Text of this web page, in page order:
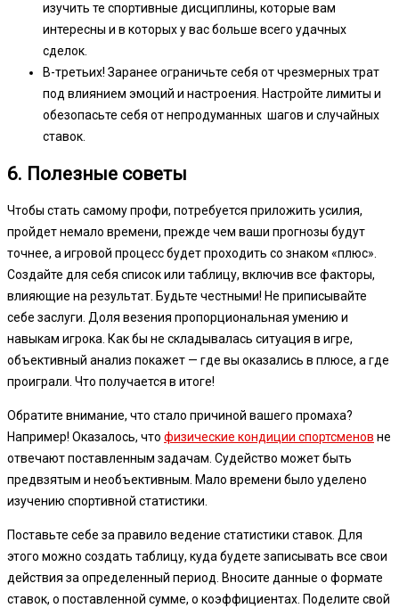
изучить те спортивные дисциплины, которые вам
интересны и в которых у вас больше всего удачных
сделок.
В-третьих! Заранее ограничьте себя от чрезмерных трат
под влиянием эмоций и настроения. Настройте лимиты и
обезопасьте себя от непродуманных шагов и случайных
ставок.
6. Полезные советы
Чтобы стать самому профи, потребуется приложить усилия,
пройдет немало времени, прежде чем ваши прогнозы будут
точнее, а игровой процесс будет проходить со знаком «плюс».
Создайте для себя список или таблицу, включив все факторы,
влияющие на результат. Будьте честными! Не приписывайте
себе заслуги. Доля везения пропорциональная умению и
навыкам игрока. Как бы не складывалась ситуация в игре,
объективный анализ покажет — где вы оказались в плюсе, а где
проиграли. Что получается в итоге!
Обратите внимание, что стало причиной вашего промаха?
Например! Оказалось, что физические кондиции спортсменов не
отвечают поставленным задачам. Судейство может быть
предвзятым и необъективным. Мало времени было уделено
изучению спортивной статистики.
Поставьте себе за правило ведение статистики ставок. Для
этого можно создать таблицу, куда будете записывать все свои
действия за определенный период. Вносите данные о формате
ставок, о поставленной сумме, о коэффициентах. Поделите свой